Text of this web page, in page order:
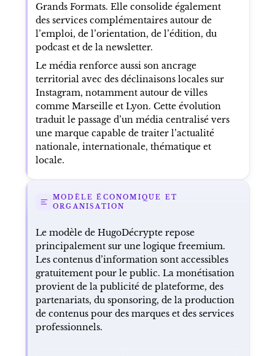
Grands Formats. Elle consolide également
des services complémentaires autour de
l’emploi, de l’orientation, de l’édition, du
podcast et de la newsletter.
Le média renforce aussi son ancrage
territorial avec des déclinaisons locales sur
Instagram, notamment autour de villes
comme Marseille et Lyon. Cette évolution
traduit le passage d’un média centralisé vers
une marque capable de traiter l’actualité
nationale, internationale, thématique et
locale.
MODÈLE ÉCONOMIQUE ET
ORGANISATION
Le modèle de HugoDécrypte repose
principalement sur une logique freemium.
Les contenus d’information sont accessibles
gratuitement pour le public. La monétisation
provient de la publicité de plateforme, des
partenariats, du sponsoring, de la production
de contenus pour des marques et des services
professionnels.